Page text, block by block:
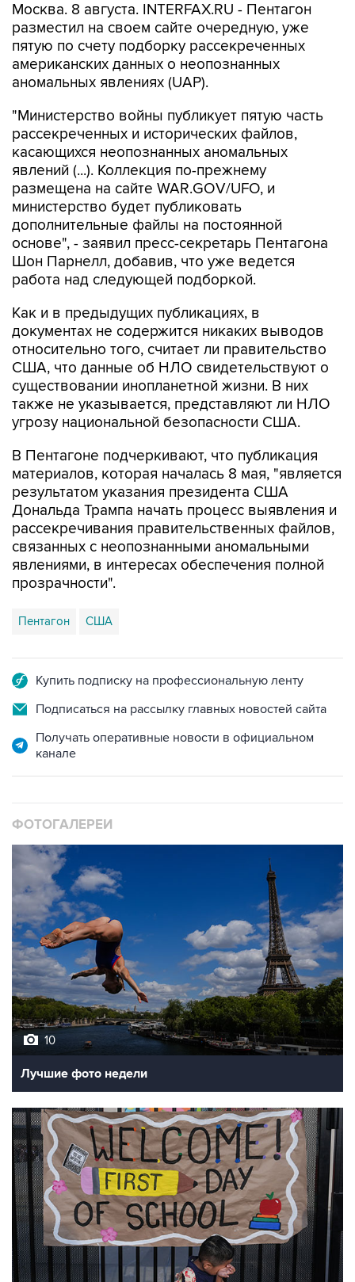
Москва. 8 августа. INTERFAX.RU - Пентагон
разместил на своем сайте очередную, уже
пятую по счету подборку рассекреченных
американских данных о неопознанных
аномальных явлениях (UAP).
"Министерство войны публикует пятую часть
рассекреченных и исторических файлов,
касающихся неопознанных аномальных
явлений (...). Коллекция по-прежнему
размещена на сайте WAR.GOV/UFO, и
министерство будет публиковать
дополнительные файлы на постоянной
основе", - заявил пресс-секретарь Пентагона
Шон Парнелл, добавив, что уже ведется
работа над следующей подборкой.
Как и в предыдущих публикациях, в
документах не содержится никаких выводов
относительно того, считает ли правительство
США, что данные об НЛО свидетельствуют о
существовании инопланетной жизни. В них
также не указывается, представляют ли НЛО
угрозу национальной безопасности США.
В Пентагоне подчеркивают, что публикация
материалов, которая началась 8 мая, "является
результатом указания президента США
Дональда Трампа начать процесс выявления и
рассекречивания правительственных файлов,
связанных с неопознанными аномальными
явлениями, в интересах обеспечения полной
прозрачности".
Пентагон США
Купить подписку на профессиональную ленту
Подписаться на рассылку главных новостей сайта
Получать оперативные новости в официальном
канале
ФОТОГАЛЕРЕИ
10
Лучшие фото недели